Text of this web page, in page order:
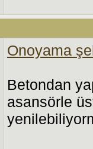
Onoyama
Betondan
asansörle